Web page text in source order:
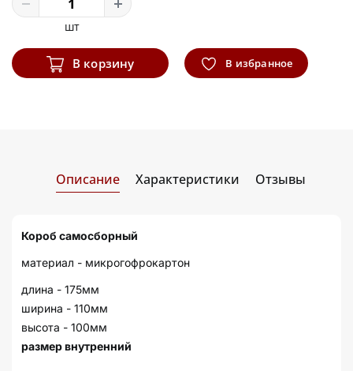
шт
В корзину В избранное
Описание Характеристики Отзывы
Короб самосборный
материал - микрогофрокартон
длина - 175мм
ширина - 110мм
высота - 100мм
размер внутренний